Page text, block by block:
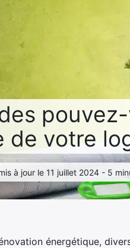
de votre
à jour le 11 juillet 2024 - 5
énergétique,